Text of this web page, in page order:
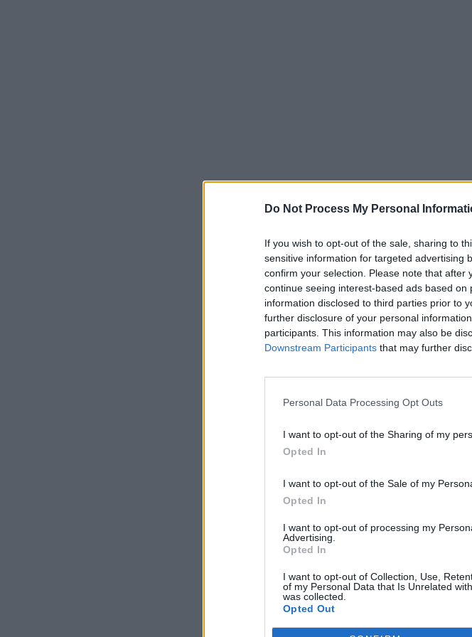
Do Not Process My Personal
If you wish to opt-out of the sale, sharing to
sensitive information for targeted advertising
confirm your selection. Please note that
continue seeing interest-based ads based
information disclosed to third parties prior to
further disclosure of your personal
participants. This information may also be
Downstream Participants that may further
Personal Data Processing Opt Outs
I want to opt-out of the Sharing of my
Opted In
I want to opt-out of the Sale of my
Opted In
I want to opt-out of processing my
Advertising.
Opted In
I want to opt-out of Collection, Use,
of my Personal Data that Is Unrelated
was collected.
Opted Out